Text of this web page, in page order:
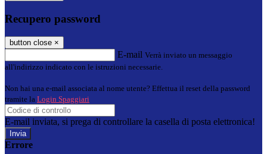
Recupero password
button close ×
E-mail Verrà inviato un messaggio
all'indirizzo indicato con le istruzioni necessarie.
Non hai una e-mail associata al nome utente? Effettua il reset della password
tramite la Login Spaggiari
E-mail inviata, si prega di controllare la casella di posta elettronica!
Errore